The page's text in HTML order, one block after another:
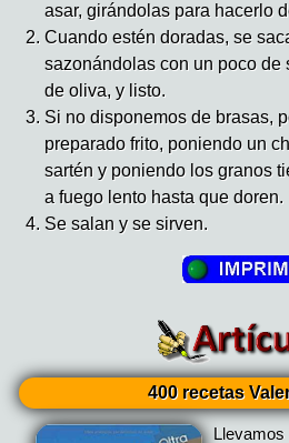
asar, girándolas para hacerlo
Cuando estén doradas, se
sazonándolas con un poco de
de oliva, y listo.
Si no disponemos de brasas,
preparado frito, poniendo un
sartén y poniendo los granos
a fuego lento hasta que doren.
Se salan y se sirven.
400 recetas